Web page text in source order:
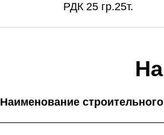
РДК 25 гр.25т.
Наименование